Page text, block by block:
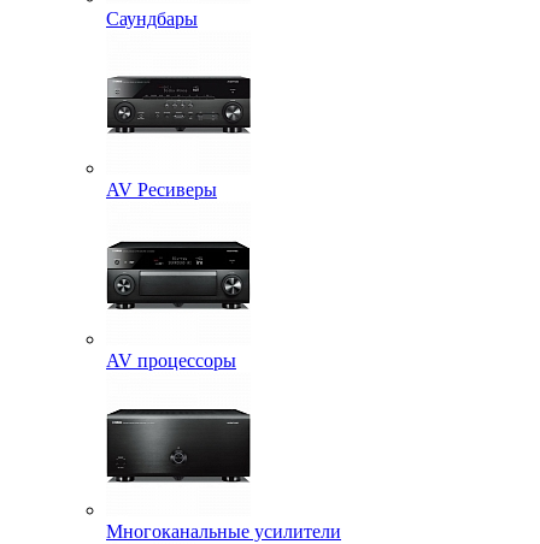
Саундбары
AV Ресиверы
AV процессоры
Многоканальные усилители